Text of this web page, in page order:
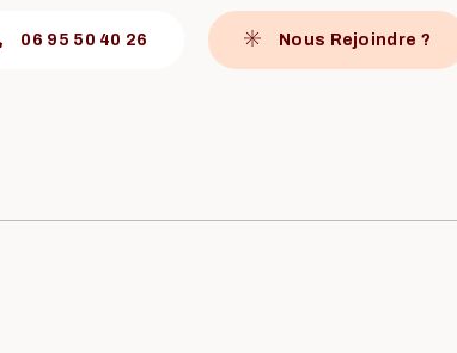
06 95 50 40 26 Nous Rejoindre ?